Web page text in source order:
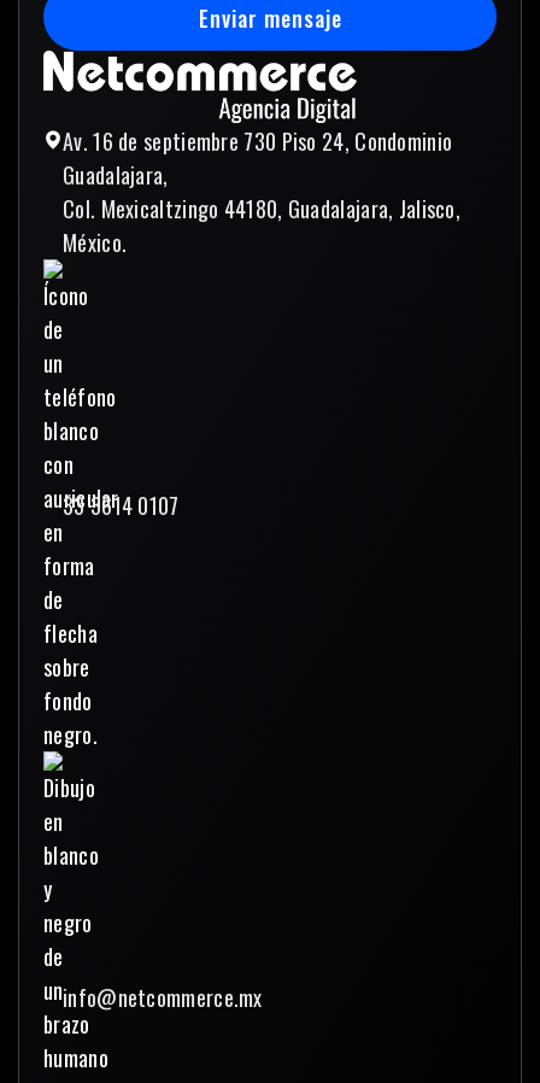
Av. 16 de septiembre 730 Piso 24, Condominio
Guadalajara,
Col. Mexicaltzingo 44180, Guadalajara, Jalisco,
México.
33 3614 0107
info@netcommerce.mx
Enviar mensaje
Enviar mensaje